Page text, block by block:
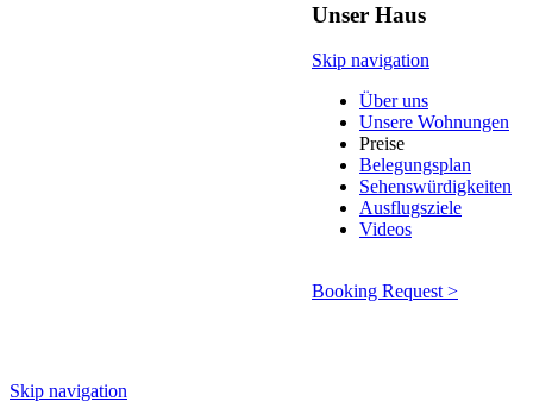
Unser Haus
Skip navigation
Über uns
Unsere Wohnungen
Preise
Belegungsplan
Sehenswürdigkeiten
Ausflugsziele
Videos
Booking Request >
Skip navigation